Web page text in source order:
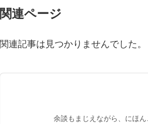
関連ページ
関連記事は見つかりませんでした。
余談もまじえながら、にほ